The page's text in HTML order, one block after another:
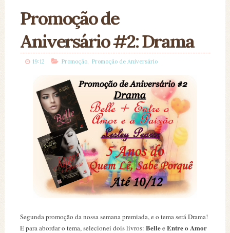
Promoção de
Aniversário #2: Drama
19:12 Promoção, Promoção de Aniversário
Segunda promoção da nossa semana premiada, e o tema será Drama!
E para abordar o tema, selecionei dois livros: Bellee Entre o Amor